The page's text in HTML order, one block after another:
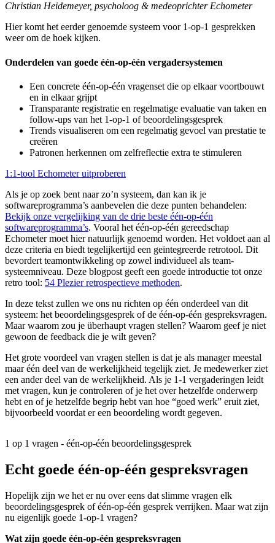
Christian Heidemeyer, psycholoog & medeoprichter Echometer
Hier komt het eerder genoemde systeem voor 1-op-1 gesprekken
weer om de hoek kijken.
Onderdelen van goede één-op-één vergadersystemen
Een concrete één-op-één vragenset die op elkaar voortbouwt
en in elkaar grijpt
Transparante registratie en regelmatige evaluatie van taken en
follow-ups van het 1-op-1 of beoordelingsgesprek
Trends visualiseren om een regelmatig gevoel van prestatie te
creëren
Patronen herkennen om zelfreflectie extra te stimuleren
1:1-tool Echometer uitproberen
Als je op zoek bent naar zo’n systeem, dan kan ik je
softwareprogramma’s aanbevelen die deze punten behandelen:
Bekijk onze vergelijking van de drie beste één-op-één
softwareprogramma’s. Vooral het één-op-één gereedschap
Echometer moet hier natuurlijk genoemd worden. Het voldoet aan al
deze criteria en biedt tegelijkertijd een geïntegreerde retrotool. Dit
bevordert teamontwikkeling op zowel individueel als team-
systeemniveau. Deze blogpost geeft een goede introductie tot onze
retro tool: 54 Plezier retrospectieve methoden.
In deze tekst zullen we ons nu richten op één onderdeel van dit
systeem: het beoordelingsgesprek of de één-op-één gespreksvragen.
Maar waarom zou je überhaupt vragen stellen? Waarom geef je niet
gewoon de feedback die je wilt geven?
Het grote voordeel van vragen stellen is dat je als manager meestal
maar één deel van de werkelijkheid tegelijk ziet. Je medewerker ziet
een ander deel van de werkelijkheid. Als je 1-1 vergaderingen leidt
met vragen, kun je controleren of je het over hetzelfde onderwerp
hebt en of je hetzelfde begrip hebt van hoe “goed werk” eruit ziet,
bijvoorbeeld voordat er een beoordeling wordt gegeven.
1 op 1 vragen - één-op-één beoordelingsgesprek
Echt goede één-op-één gespreksvragen
Hopelijk zijn we het er nu over eens dat slimme vragen elk
beoordelingsgesprek of één-op-één gesprek verrijken. Maar wat zijn
nu eigenlijk goede 1-op-1 vragen?
Wat zijn goede één-op-één gespreksvragen